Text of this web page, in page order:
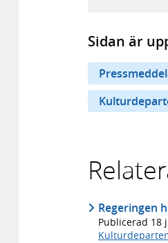
Sidan är
Regeringen
Publicerad 18